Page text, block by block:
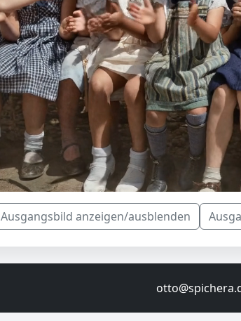
Ausgangsbild anzeigen/ausblenden